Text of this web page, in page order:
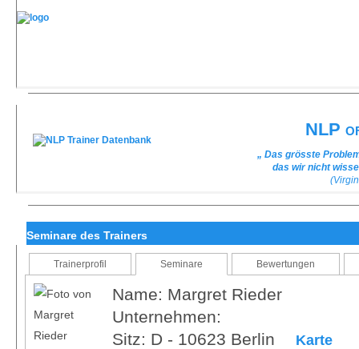
NLP
„ Das grösste
das wir nicht
Seminare des Trainers
Trainerprofil Seminare Bewertungen
Name: Margret Rieder
Unternehmen:
Sitz: D - 10623 Berlin
Karte